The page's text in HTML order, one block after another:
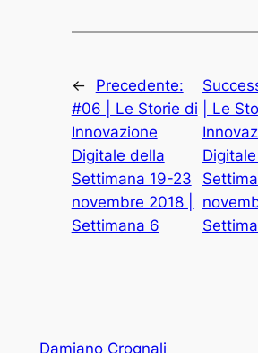
←
Precedente:
#06 | Le Storie di
Innovazione
Digitale della
Settimana 19-23
novembre 2018 |
Settimana 6
| Le
Damiano Crognali